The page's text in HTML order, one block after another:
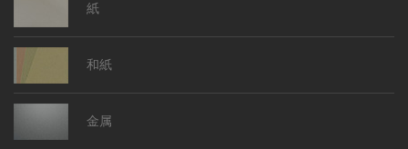
紙
和紙
金属